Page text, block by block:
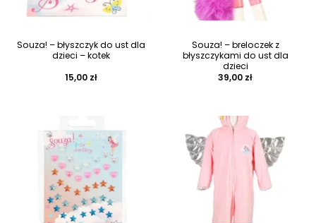
Souza! – błyszczyk do ust dla
dzieci – kotek
15,00 zł
Souza! – breloczek z
błyszczykami do ust dla
dzieci
39,00 zł